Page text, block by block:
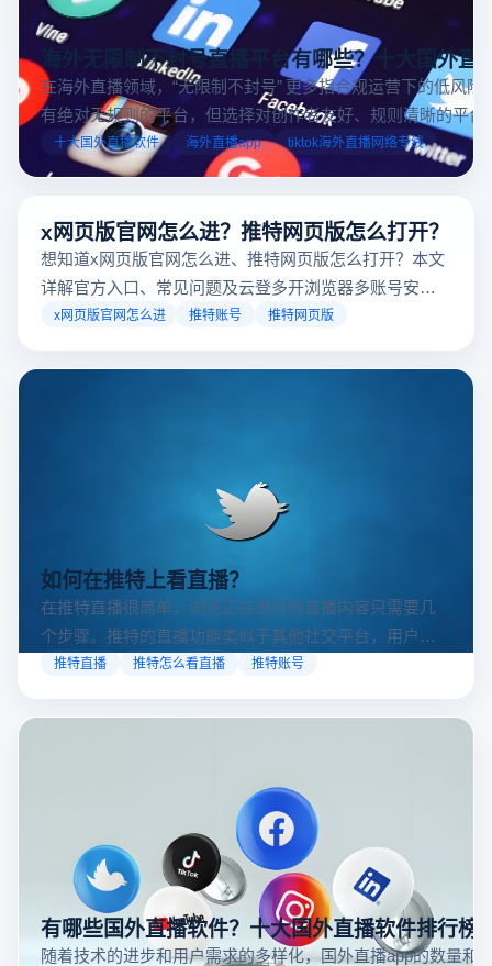
海外无限制不封号直播平台有哪些？十大国外直
在海外直播领域，“无限制不封号” 更多指合规运营下的低风
有绝对无规则的平台，但选择对创作者友好、规则清晰的平台
业工具规避风险，能显著降低封号概率。以下推荐十大国外
台，并结合云登多开浏览器的功能，详解如何安全高效运营。
十大国外直播软件 海外直播app tiktok海外直播网络专线
访问方案，助你稳定登录高效运营。
推特账号 推特网页版
在推特直播很简单，浏览正在进行的直播内容只需要几
个步骤。推特的直播功能类似于其他社交平台，用户可
以通过关注自己喜欢的账号、浏览话题标签或查看实时
动态来找到直播。推特提供了一个方便的平台，让用户
可以随时随地参与实时互动，无论是关注新闻事件、休
闲活动还是个人直播。接下来，我们将介绍具体的观看
步骤和技巧。
推特怎么看直播 推特账号